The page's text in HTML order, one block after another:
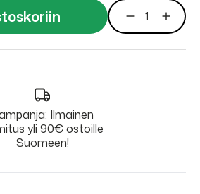
Ilmainen
yli 90€ ostoille
Suomeen!